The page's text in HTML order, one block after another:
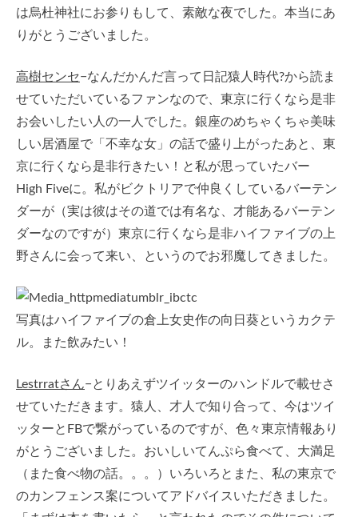
は烏杜神社にお参りもして、素敵な夜でした。本当にあ
りがとうございました。
高樹センセ−なんだかんだ言って日記猿人時代?から読ま
せていただいているファンなので、東京に行くなら是非
お会いしたい人の一人でした。銀座のめちゃくちゃ美味
しい居酒屋で「不幸な女」の話で盛り上がったあと、東
京に行くなら是非行きたい！と私が思っていたバー
High Fiveに。私がビクトリアで仲良くしているバーテン
ダーが（実は彼はその道では有名な、才能あるバーテン
ダーなのですが）東京に行くなら是非ハイファイブの上
野さんに会って来い、というのでお邪魔してきました。
写真はハイファイブの倉上女史作の向日葵というカクテ
ル。また飲みたい！
Lestrratさん−とりあえずツイッターのハンドルで載せさ
せていただきます。猿人、才人で知り合って、今はツイ
ッターとFBで繋がっているのですが、色々東京情報あり
がとうございました。おいしいてんぷら食べて、大満足
（また食べ物の話。。。）いろいろとまた、私の東京で
のカンフェンス案についてアドバイスいただきました。